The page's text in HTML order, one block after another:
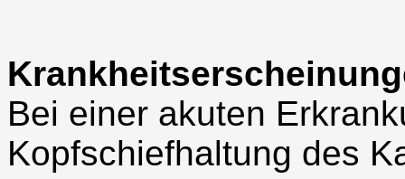
Bei einer akuten
Kopfschiefhaltung des